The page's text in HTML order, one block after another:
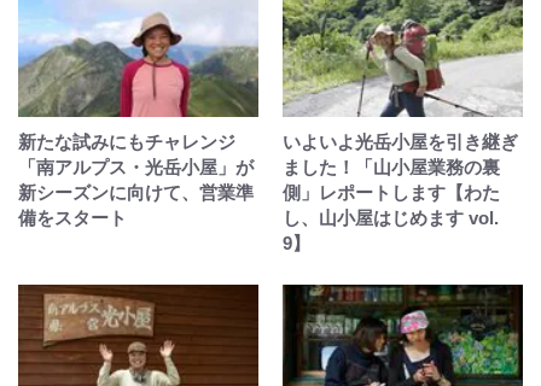
新たな試みにもチャレンジ
「南アルプス・光岳小屋」が
新シーズンに向けて、営業準
備をスタート
いよいよ光岳小屋を引き継ぎ
ました！「山小屋業務の裏
側」レポートします【わた
し、山小屋はじめます vol.
9】